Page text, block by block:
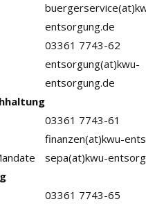
entsorgung.de
03361 7743-62
entsorgung(at)kwu-
entsorgung.de
03361 7743-61
finanzen(at)kwu-
sepa(at)kwu-
03361 7743-65